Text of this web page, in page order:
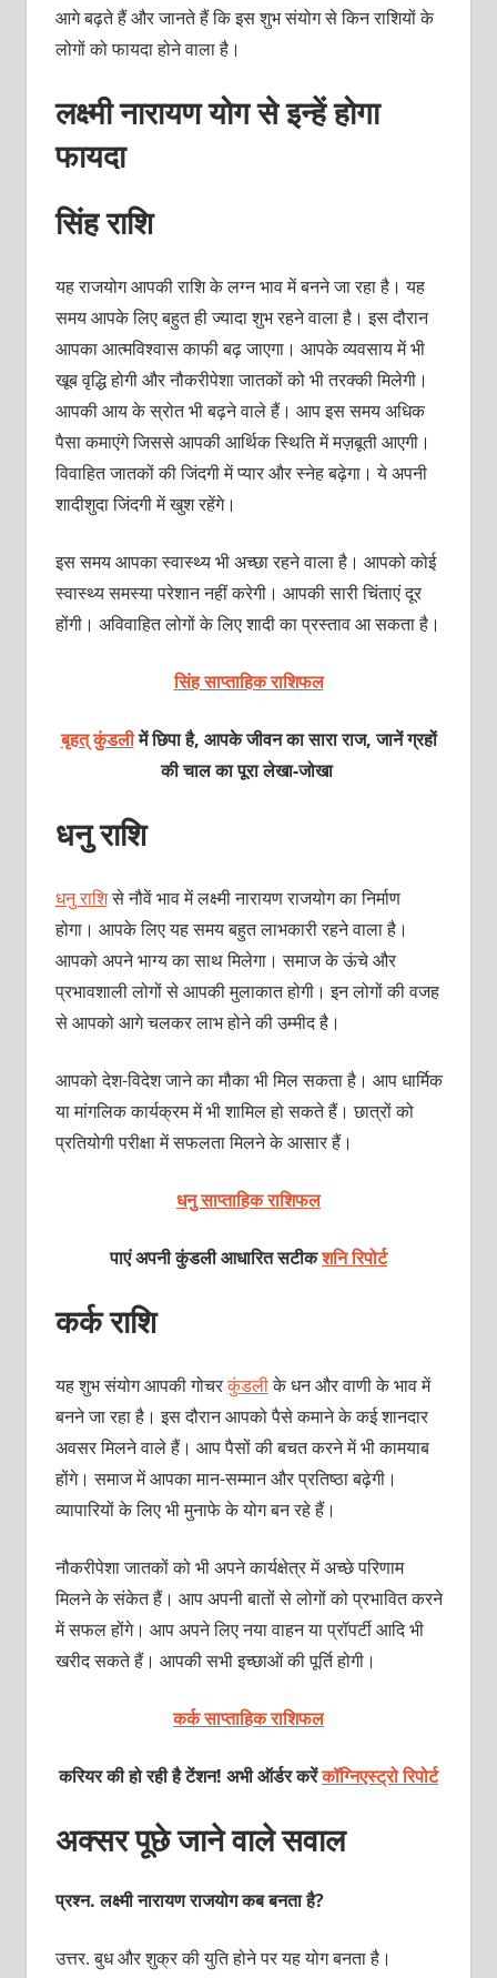
आगे बढ़ते हैं और जानते हैं कि इस शुभ संयोग से किन राशियों के
लोगों को फायदा होने वाला है।
लक्ष्‍मी नारायण योग से इन्‍हें होगा
फायदा
सिंह राशि
यह राजयोग आपकी राशि के लग्‍न भाव में बनने जा रहा है। यह
समय आपके लिए बहुत ही ज्‍यादा शुभ रहने वाला है। इस दौरान
आपका आत्‍मविश्‍वास काफी बढ़ जाएगा। आपके व्‍यवसाय में भी
खूब वृद्धि होगी और नौकरीपेशा जातकों को भी तरक्‍की मिलेगी।
आपकी आय के स्रोत भी बढ़ने वाले हैं। आप इस समय अधिक
पैसा कमाएंगे जिससे आपकी आर्थिक स्थिति में मज़बूती आएगी।
विवाहित जातकों की जिंदगी में प्‍यार और स्‍नेह बढ़ेगा। ये अपनी
शादीशुदा जिंदगी में खुश रहेंगे।
इस समय आपका स्‍वास्‍थ्‍य भी अच्‍छा रहने वाला है। आपको कोई
स्‍वास्‍थ्‍य समस्‍या परेशान नहीं करेगी। आपकी सारी चिंताएं दूर
होंगी। अविवाहित लोगों के लिए शादी का प्रस्‍ताव आ सकता है।
सिंह साप्ताहिक राशिफल
बृहत् कुंडलीमें छिपा है, आपके जीवन का सारा राज, जानें ग्रहों
की चाल का पूरा लेखा-जोखा
धनु राशि
धनु राशिसे नौवें भाव में लक्ष्‍मी नारायण राजयोग का निर्माण
होगा। आपके लिए यह समय बहुत लाभकारी रहने वाला है।
आपको अपने भाग्‍य का साथ मिलेगा। समाज के ऊंचे और
प्रभावशाली लोगों से आपकी मुलाकात होगी। इन लोगों की वजह
से आपको आगे चलकर लाभ होने की उम्‍मीद है।
आपको देश-विदेश जाने का मौका भी मिल सकता है। आप धार्मिक
या मांगलिक कार्यक्रम में भी शामिल हो सकते हैं। छात्रों को
प्रतियोगी परीक्षा में सफलता मिलने के आसार हैं।
धनु साप्ताहिक राशिफल
पाएं अपनी कुंडली आधारित सटीकशनि रिपोर्ट
कर्क राशि
यह शुभ संयोग आपकी गोचरकुंडलीके धन और वाणी के भाव में
बनने जा रहा है। इस दौरान आपको पैसे कमाने के कई शानदार
अवसर मिलने वाले हैं। आप पैसों की बचत करने में भी कामयाब
होंगे। समाज में आपका मान-सम्‍मान और प्रतिष्‍ठा बढ़ेगी।
व्‍यापारियों के लिए भी मुनाफे के योग बन रहे हैं।
नौकरीपेशा जातकों को भी अपने कार्यक्षेत्र में अच्‍छे परिणाम
मिलने के संकेत हैं। आप अपनी बातों से लोगों को प्रभावित करने
में सफल होंगे। आप अपने लिए नया वाहन या प्रॉपर्टी आदि भी
खरीद सकते हैं। आपकी सभी इच्‍छाओं की पूर्ति होगी।
कर्क साप्ताहिक राशिफल
करियर की हो रही है टेंशन! अभी ऑर्डर करेंकॉग्निएस्ट्रो रिपोर्ट
अक्सर पूछे जाने वाले सवाल
प्रश्‍न. लक्ष्‍मी नारायण राजयोग कब बनता है?
उत्तर. बुध और शुक्र की युति होने पर यह योग बनता है।